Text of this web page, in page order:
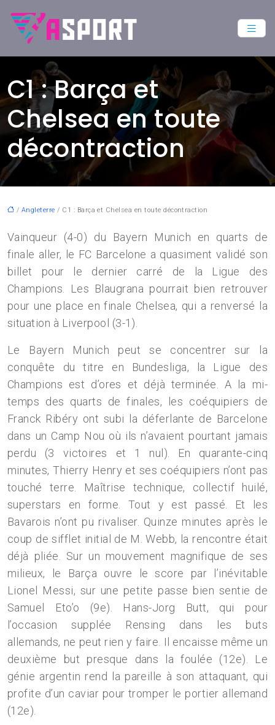
C1 : Barça et
Chelsea en toute
décontraction
/ Angleterre / C1 : Barça et Chelsea en toute décontraction
Vainqueur (4-0) du Bayern Munich en quarts de
finale aller, le FC Barcelone a quasiment validé son
billet pour le dernier carré de la Ligue des
Champions. Les Blaugrana pourrait bien retrouver
pour une place en finale Chelsea, qui a renversé la
situation à Liverpool (3-1).
Le Bayern Munich peut se concentrer sur la
conquête du titre en Bundesliga, la Ligue des
Champions est d’ores et déjà terminée. A la mi-
temps des quarts de finales, les coéquipiers de
Franck Ribéry ont subi la déferlante de Barcelone
dans un Camp Nou où ils n’avaient pourtant jamais
perdu (3 victoires et 1 nul). En quarante-cinq
minutes, Thierry Henry et ses coéquipiers n’ont pas
touché terre. Maîtrise technique, collectif huilé,
superstars en forme. Tout y est passé. Et les
Bavarois n’ont pu rivaliser. Quinze minutes après le
coup de sifflet initial de M. Webb, la rencontre était
déjà pliée. Sur un mouvement magnifique de ses
milieux, le Barça ouvre le score par l’inévitable
Lionel Messi, sur une petite passe bien sentie de
Samuel Eto’o (9e). Hans-Jorg Butt, qui pour
l’occasion supplée Rensing dans les buts
allemands, ne peut rien y faire. Il encaisse même un
deuxième but presque dans la foulée (12e). Le
génie argentin rend la pareille à son attaquant, qui
profite d’un caviar pour tromper le portier allemand
(12e).